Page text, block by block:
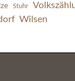
Stuhr
Wilsen